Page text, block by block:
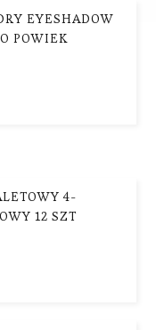
EYESHADOW
POWIEK
4-
12 SZT